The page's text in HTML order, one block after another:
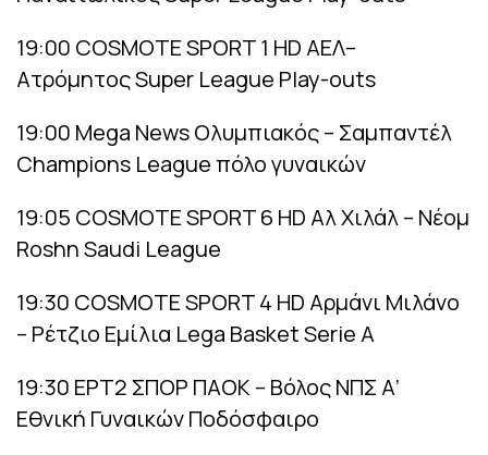
19:00 COSMOTE SPORT 1 HD ΑΕΛ–
Ατρόμητος Super League Play-outs
19:00 Mega News Ολυμπιακός – Σαμπαντέλ
Champions League πόλο γυναικών
19:05 COSMOTE SPORT 6 HD Αλ Χιλάλ – Νέομ
Roshn Saudi League
19:30 COSMOTE SPORT 4 HD Αρμάνι Μιλάνο
– Ρέτζιο Εμίλια Lega Basket Serie A
19:30 ΕΡΤ2 ΣΠΟΡ ΠΑΟΚ – Βόλος ΝΠΣ Α’
Εθνική Γυναικών Ποδόσφαιρο